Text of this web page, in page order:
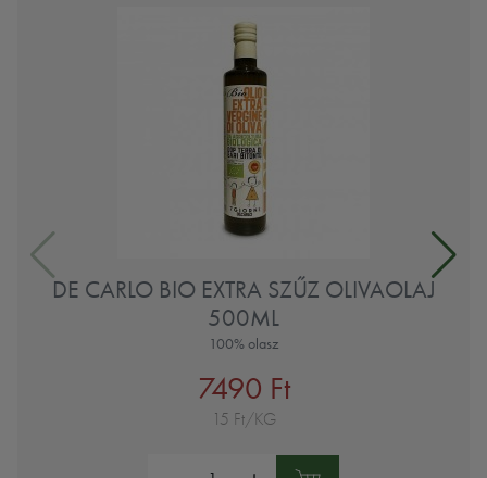
DE CARLO BIO EXTRA SZŰZ OLIVAOLAJ
500ML
100% olasz
7490 Ft
15 Ft/KG